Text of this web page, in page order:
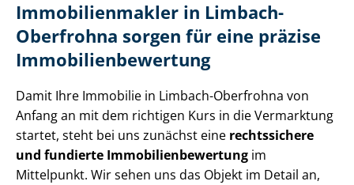
Im­mo­bi­li­en­mak­ler in Limbach-
Oberfrohna sorgen für eine präzise
Im­mo­bi­li­en­be­wer­tung
Damit Ihre Immobilie in Limbach-Oberfrohna von
Anfang an mit dem richtigen Kurs in die Vermarktung
startet, steht bei uns zunächst eine rechtssichere
und fundierte Im­mo­bi­li­en­be­wer­tung im
Mittelpunkt. Wir sehen uns das Objekt im Detail an,